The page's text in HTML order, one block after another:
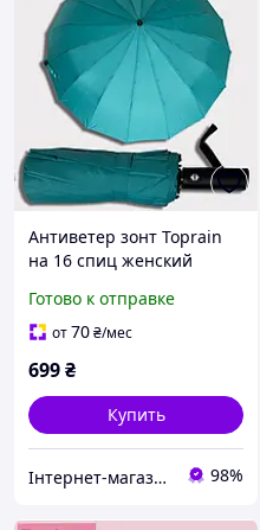
Антиветер зонт Toprain
на 16 спиц женский
автомат складной
качественный прочный
дождя
Готово к отправке
от70₴/мес
699₴
Купить
Інтернет-магазин Sport Year 98%